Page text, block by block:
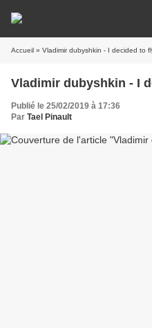
Accueil » Vladimir dubyshkin - I decided to
Vladimir dubyshkin - I
Publié le 25/02/2019 à 17:36
Par Tael Pinault